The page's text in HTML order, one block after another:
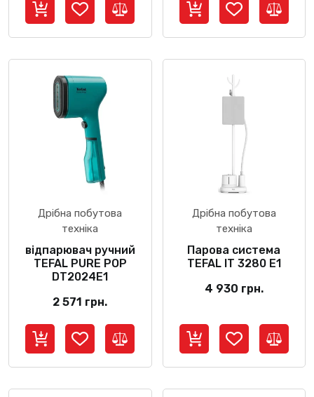
Дрібна побутова
техніка
відпарювач ручний
TEFAL PURE POP
DT2024E1
2 571 грн.
Дрібна побутова
техніка
Парова система
TEFAL IT 3280 E1
4 930 грн.